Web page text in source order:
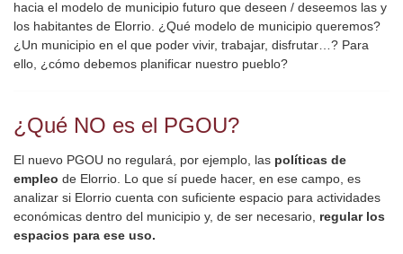
hacia el modelo de municipio futuro que deseen / deseemos las y
los habitantes de Elorrio. ¿Qué modelo de municipio queremos?
¿Un municipio en el que poder vivir, trabajar, disfrutar…? Para
ello, ¿cómo debemos planificar nuestro pueblo?
¿Qué NO es el PGOU?
El nuevo PGOU no regulará, por ejemplo, las políticas de
empleo de Elorrio. Lo que sí puede hacer, en ese campo, es
analizar si Elorrio cuenta con suficiente espacio para actividades
económicas dentro del municipio y, de ser necesario, regular los
espacios para ese uso.